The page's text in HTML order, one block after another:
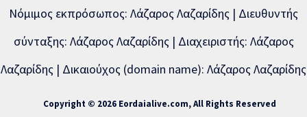
Νόμιμος εκπρόσωπος: Λάζαρος Λαζαρίδης | Διευθυντής
σύνταξης: Λάζαρος Λαζαρίδης | Διαχειριστής: Λάζαρος
Λαζαρίδης | Δικαιούχος (domain name): Λάζαρος Λαζαρίδης
Copyright © 2026 Eordaialive.com, All Rights Reserved